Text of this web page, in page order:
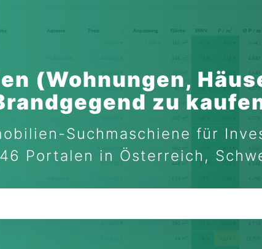
(Wohnungen,
zu
Suchmaschiene für
Portalen in Österreich,